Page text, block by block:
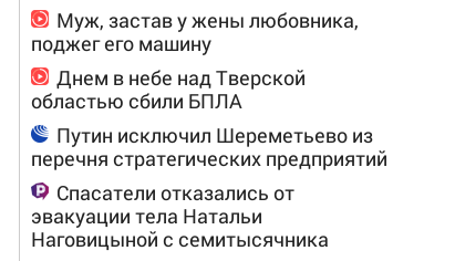
Муж, застав у жены любовника,
поджег его машину
Днем в небе над Тверской
областью сбили БПЛА
Путин исключил Шереметьево из
перечня стратегических предприятий
Спасатели отказались от
эвакуации тела Натальи
Наговицыной с семитысячника